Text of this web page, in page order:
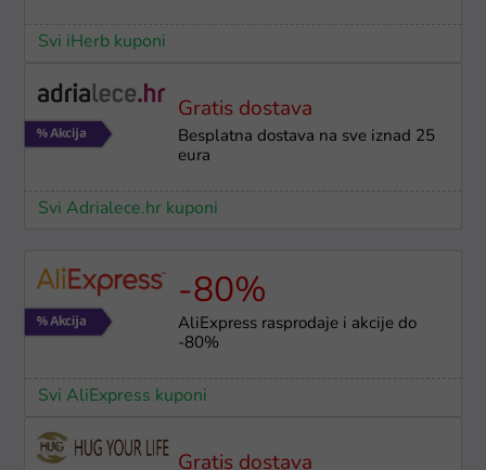
Svi iHerb kuponi
Gratis dostava
Besplatna dostava na sve iznad 25
eura
Svi Adrialece.hr kuponi
-80%
AliExpress rasprodaje i akcije do
-80%
Svi AliExpress kuponi
Gratis dostava